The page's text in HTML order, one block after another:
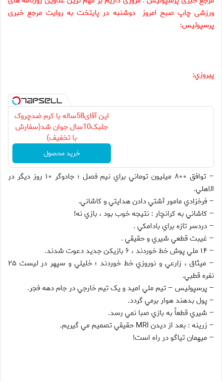
ورزشی چاپ صبح امروز دوشنبه در پایتخت به روایت مرجع خبری
پرسپولیس:
پيروزي:
این آقای58ساله با کرم ضدچروک
جلبک10سال جوان شد(سفارش
با تخفیف)
خرید محصول
– توافق ۸۰۰ ميليون توماني براي نيم فصل ؛ جادوگر ۱۰ روز ديگر در
الاهلي.
– فرخزادي مامور آشتي دادن هدايتي و کاشاني.
– کاشاني به کرانچار : نتيجه خوب بود ، بازي نه!
– دردسر تازه براي بادامکي .
– غيبت قطعي شيري و حقيقي .
– ۱۴ ملي پوش خط خوردند ، ۶ بازيکن جديد دعوت شدند.
– ميثاق ، زارعي و نوروزي خط خوردند ؛ خليلي و سپهر در ليست ۲۵
نفره قطبي.
– پرسپوليس – تيم ملي اميد و يک تيم خارجي در جام دهه فجر.
– پول بدهند هوار برمي گردد.
– شيري قطعاً به بازي صبا نمي رسد.
– زرينه : بعد از ديدن MRI حقيقي تصميم مي گيريم.
– ميهمان تياگو در راه است!